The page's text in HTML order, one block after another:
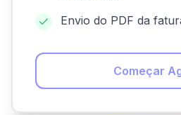
Envio do PDF da
Começar